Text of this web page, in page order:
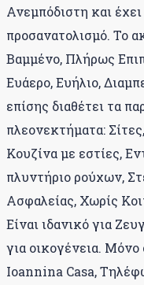
Ανεμπόδιστη και
προσανατολισμό. Το
Βαμμένο, Πλήρως
Ευάερο, Ευήλιο,
επίσης διαθέτει τα
πλεονεκτήματα:
Κουζίνα με εστίες,
πλυντήριο ρούχων,
Ασφαλείας, Χωρίς
Είναι ιδανικό για
για οικογένεια. Μόνο
Ioannina Casa,